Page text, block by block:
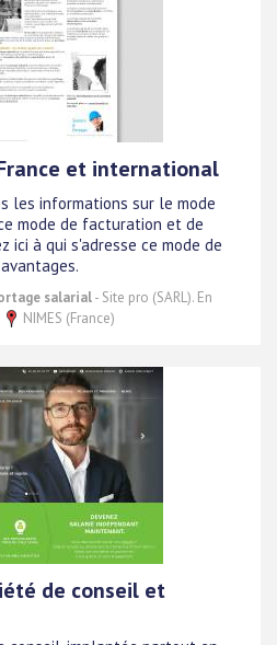
et international
les informations sur le mode
mode de facturation et de
ici à qui s'adresse ce mode de
salarial- Site pro (SARL). En
NIMES (France)
de conseil et